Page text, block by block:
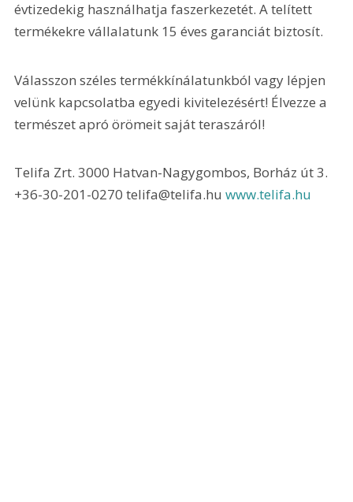
évtizedekig használhatja faszerkezetét. A telített
termékekre vállalatunk 15 éves garanciát biztosít.
Válasszon széles termékkínálatunkból vagy lépjen
velünk kapcsolatba egyedi kivitelezésért! Élvezze a
természet apró örömeit saját teraszáról!
Telifa Zrt. 3000 Hatvan-Nagygombos, Borház út 3.
+36-30-201-0270 telifa@telifa.hu www.telifa.hu